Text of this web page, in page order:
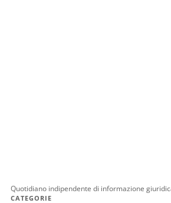
Quotidiano indipendente di informazione
CATEGORIE